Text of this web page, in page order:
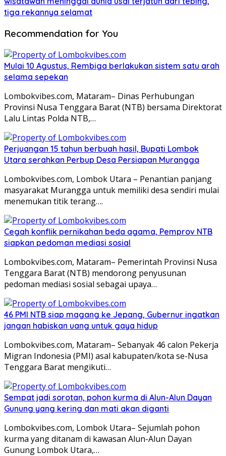
tiga rekannya selamat
Recommendation for You
Mulai 10 Agustus, Rembiga berlakukan sistem satu arah
selama sepekan
Lombokvibes.com, Mataram– Dinas Perhubungan
Provinsi Nusa Tenggara Barat (NTB) bersama Direktorat
Lalu Lintas Polda NTB,…
Perjuangan 15 tahun berbuah hasil, Bupati Lombok
Utara serahkan Perbup Desa Persiapan Murangga
Lombokvibes.com, Lombok Utara – Penantian panjang
masyarakat Murangga untuk memiliki desa sendiri mulai
menemukan titik terang….
Cegah konflik pernikahan beda agama, Pemprov NTB
siapkan pedoman mediasi sosial
Lombokvibes.com, Mataram– Pemerintah Provinsi Nusa
Tenggara Barat (NTB) mendorong penyusunan
pedoman mediasi sosial sebagai upaya…
46 PMI NTB siap magang ke Jepang, Gubernur ingatkan
jangan habiskan uang untuk gaya hidup
Lombokvibes.com, Mataram– Sebanyak 46 calon Pekerja
Migran Indonesia (PMI) asal kabupaten/kota se-Nusa
Tenggara Barat mengikuti…
Sempat jadi sorotan, pohon kurma di Alun-Alun Dayan
Gunung yang kering dan mati akan diganti
Lombokvibes.com, Lombok Utara– Sejumlah pohon
kurma yang ditanam di kawasan Alun-Alun Dayan
Gunung Lombok Utara,…